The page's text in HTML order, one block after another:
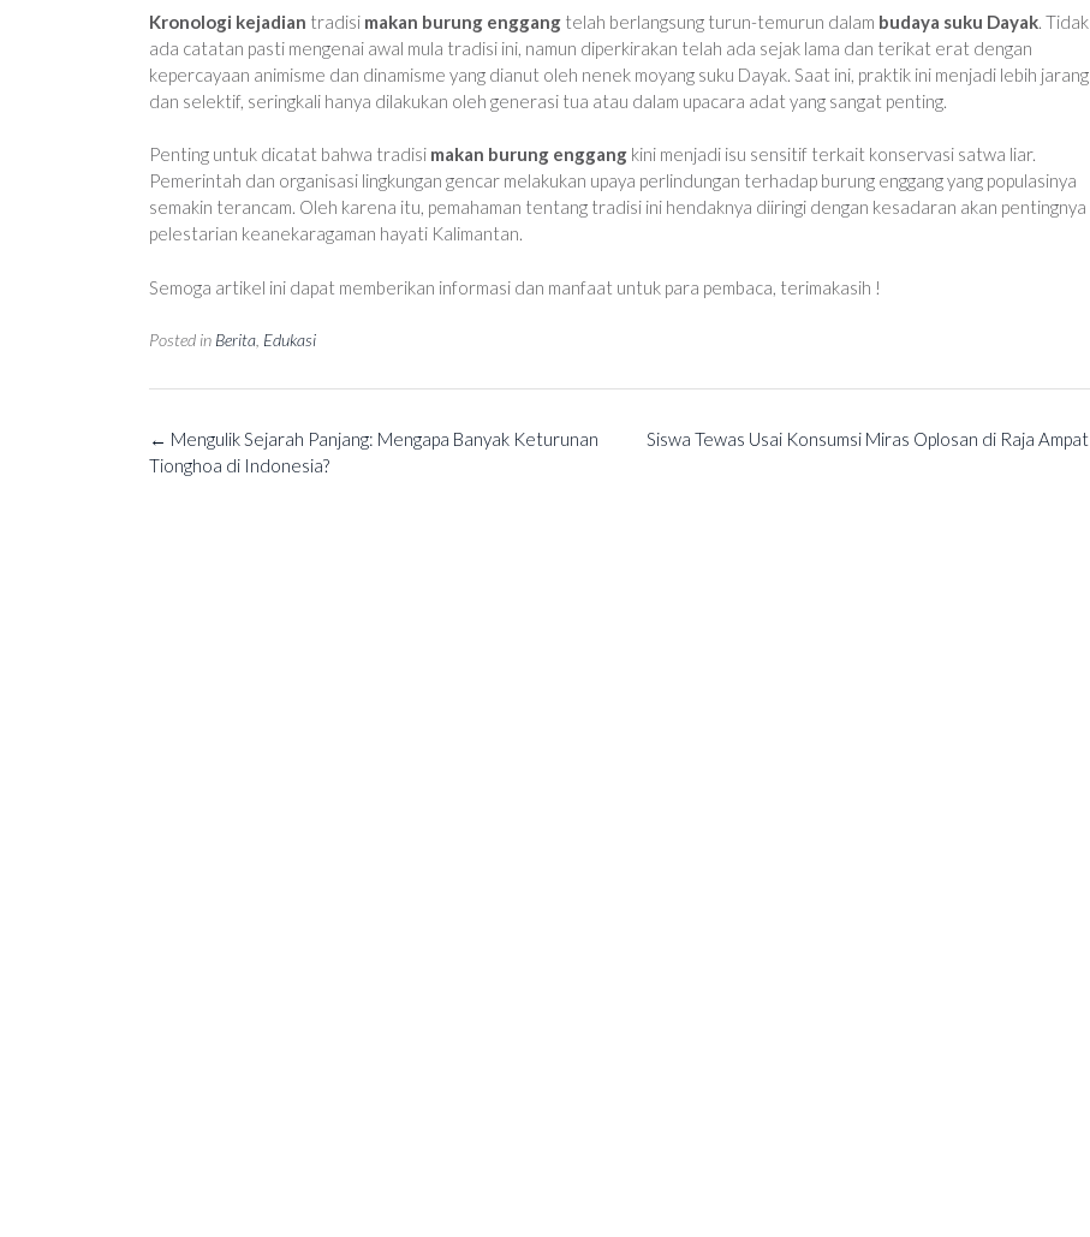
Kronologi kejadian tradisi makan burung enggang telah berlangsung turun-temurun dalam budaya suku Dayak . Tidak
ada catatan pasti mengenai awal mula tradisi ini, namun diperkirakan telah ada sejak lama dan terikat erat dengan
kepercayaan animisme dan dinamisme yang dianut oleh nenek moyang suku Dayak. Saat ini, praktik ini menjadi lebih jarang
dan selektif, seringkali hanya dilakukan oleh generasi tua atau dalam upacara adat yang sangat penting.
Penting untuk dicatat bahwa tradisi makan burung enggang kini menjadi isu sensitif terkait konservasi satwa liar.
Pemerintah dan organisasi lingkungan gencar melakukan upaya perlindungan terhadap burung enggang yang populasinya
semakin terancam. Oleh karena itu, pemahaman tentang tradisi ini hendaknya diiringi dengan kesadaran akan pentingnya
pelestarian keanekaragaman hayati Kalimantan.
Semoga artikel ini dapat memberikan informasi dan manfaat untuk para pembaca, terimakasih !
Posted in Berita Edukasi
Post
navigation
Siswa Tewas Usai Konsumsi Miras Oplosan di Raja Ampat
← Mengulik Sejarah Panjang: Mengapa Banyak Keturunan
Tionghoa di Indonesia?